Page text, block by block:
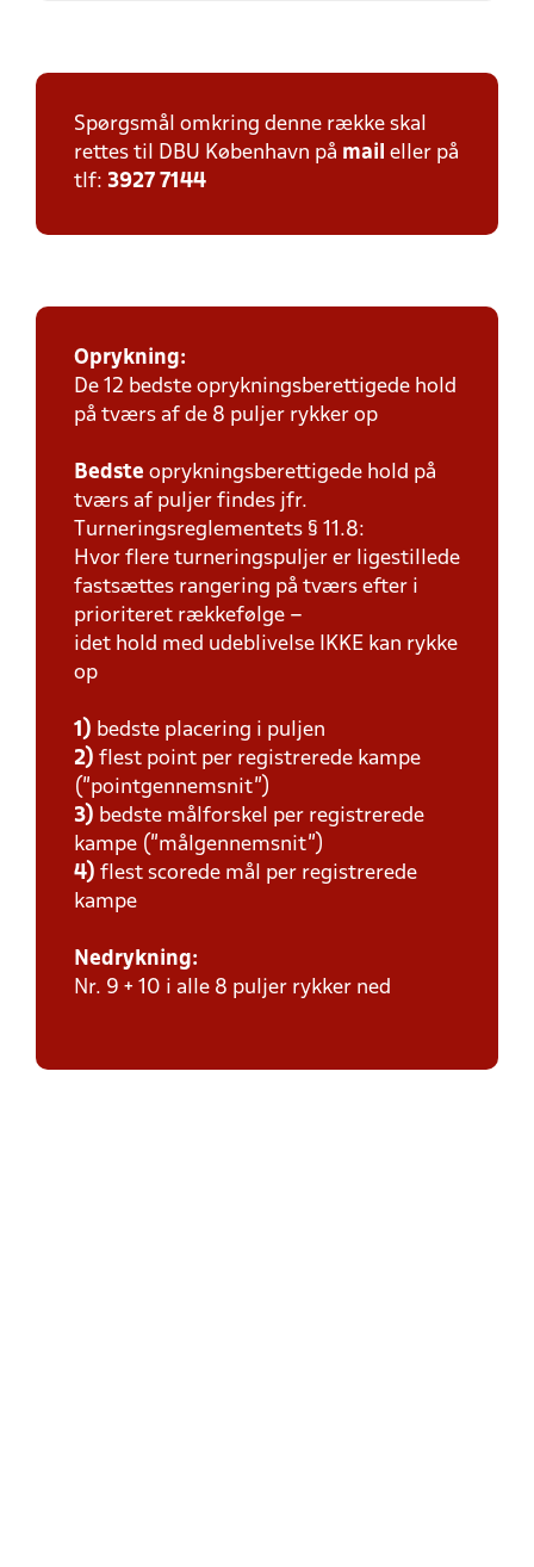
Spørgsmål omkring denne række skal
rettes til DBU København på mail eller på
tlf: 3927 7144
Oprykning:
De 12 bedste oprykningsberettigede hold
på tværs af de 8 puljer rykker op
Bedste oprykningsberettigede hold på
tværs af puljer findes jfr.
Turneringsreglementets § 11.8:
Hvor flere turneringspuljer er ligestillede
fastsættes rangering på tværs efter i
prioriteret rækkefølge –
idet hold med udeblivelse IKKE kan rykke
op
1) bedste placering i puljen
2) flest point per registrerede kampe
(”pointgennemsnit”)
3) bedste målforskel per registrerede
kampe (”målgennemsnit”)
4) flest scorede mål per registrerede
kampe
Nedrykning:
Nr. 9 + 10 i alle 8 puljer rykker ned